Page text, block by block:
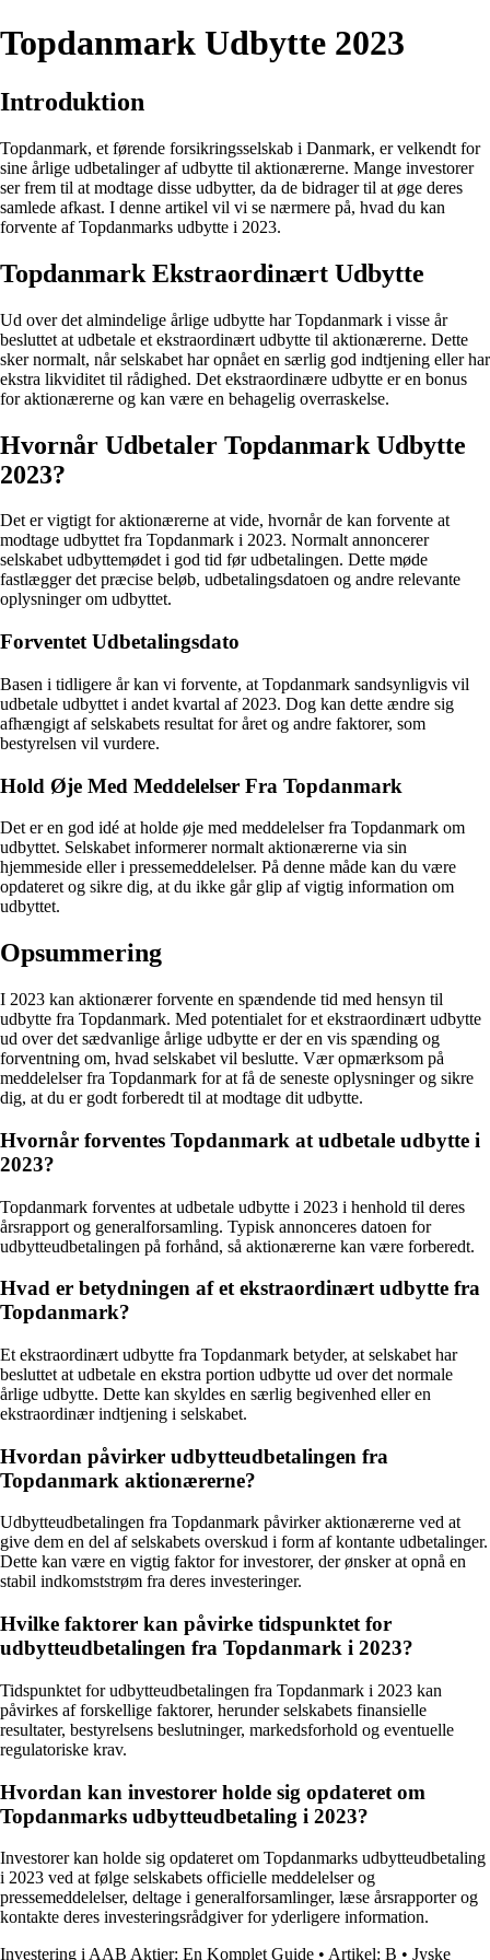
Topdanmark Udbytte 2023
Introduktion
Topdanmark, et førende forsikringsselskab i Danmark, er velkendt for
sine årlige udbetalinger af udbytte til aktionærerne. Mange investorer
ser frem til at modtage disse udbytter, da de bidrager til at øge deres
samlede afkast. I denne artikel vil vi se nærmere på, hvad du kan
forvente af Topdanmarks udbytte i 2023.
Topdanmark Ekstraordinært Udbytte
Ud over det almindelige årlige udbytte har Topdanmark i visse år
besluttet at udbetale et ekstraordinært udbytte til aktionærerne. Dette
sker normalt, når selskabet har opnået en særlig god indtjening eller har
ekstra likviditet til rådighed. Det ekstraordinære udbytte er en bonus
for aktionærerne og kan være en behagelig overraskelse.
Hvornår Udbetaler Topdanmark Udbytte
2023?
Det er vigtigt for aktionærerne at vide, hvornår de kan forvente at
modtage udbyttet fra Topdanmark i 2023. Normalt annoncerer
selskabet udbyttemødet i god tid før udbetalingen. Dette møde
fastlægger det præcise beløb, udbetalingsdatoen og andre relevante
oplysninger om udbyttet.
Forventet Udbetalingsdato
Basen i tidligere år kan vi forvente, at Topdanmark sandsynligvis vil
udbetale udbyttet i andet kvartal af 2023. Dog kan dette ændre sig
afhængigt af selskabets resultat for året og andre faktorer, som
bestyrelsen vil vurdere.
Hold Øje Med Meddelelser Fra Topdanmark
Det er en god idé at holde øje med meddelelser fra Topdanmark om
udbyttet. Selskabet informerer normalt aktionærerne via sin
hjemmeside eller i pressemeddelelser. På denne måde kan du være
opdateret og sikre dig, at du ikke går glip af vigtig information om
udbyttet.
Opsummering
I 2023 kan aktionærer forvente en spændende tid med hensyn til
udbytte fra Topdanmark. Med potentialet for et ekstraordinært udbytte
ud over det sædvanlige årlige udbytte er der en vis spænding og
forventning om, hvad selskabet vil beslutte. Vær opmærksom på
meddelelser fra Topdanmark for at få de seneste oplysninger og sikre
dig, at du er godt forberedt til at modtage dit udbytte.
Hvornår forventes Topdanmark at udbetale udbytte i
2023?
Topdanmark forventes at udbetale udbytte i 2023 i henhold til deres
årsrapport og generalforsamling. Typisk annonceres datoen for
udbytteudbetalingen på forhånd, så aktionærerne kan være forberedt.
Hvad er betydningen af et ekstraordinært udbytte fra
Topdanmark?
Et ekstraordinært udbytte fra Topdanmark betyder, at selskabet har
besluttet at udbetale en ekstra portion udbytte ud over det normale
årlige udbytte. Dette kan skyldes en særlig begivenhed eller en
ekstraordinær indtjening i selskabet.
Hvordan påvirker udbytteudbetalingen fra
Topdanmark aktionærerne?
Udbytteudbetalingen fra Topdanmark påvirker aktionærerne ved at
give dem en del af selskabets overskud i form af kontante udbetalinger.
Dette kan være en vigtig faktor for investorer, der ønsker at opnå en
stabil indkomststrøm fra deres investeringer.
Hvilke faktorer kan påvirke tidspunktet for
udbytteudbetalingen fra Topdanmark i 2023?
Tidspunktet for udbytteudbetalingen fra Topdanmark i 2023 kan
påvirkes af forskellige faktorer, herunder selskabets finansielle
resultater, bestyrelsens beslutninger, markedsforhold og eventuelle
regulatoriske krav.
Hvordan kan investorer holde sig opdateret om
Topdanmarks udbytteudbetaling i 2023?
Investorer kan holde sig opdateret om Topdanmarks udbytteudbetaling
i 2023 ved at følge selskabets officielle meddelelser og
pressemeddelelser, deltage i generalforsamlinger, læse årsrapporter og
kontakte deres investeringsrådgiver for yderligere information.
Investering i AAB Aktier: En Komplet Guide • Artikel: B • Jyske